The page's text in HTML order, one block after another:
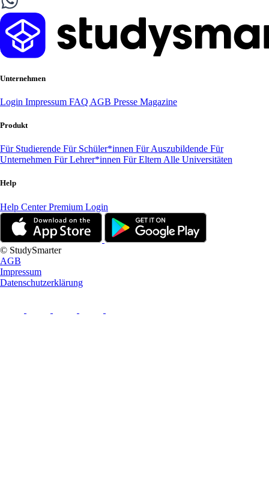
Unternehmen
Login Impressum FAQ AGB Presse Magazine
Produkt
Für Studierende Für Schüler*innen Für Auszubildende Für
Unternehmen Für Lehrer*innen Für Eltern Alle Universitäten
Help
Help CenterPremium Login
© StudySmarter
AGB
Impressum
Datenschutzerklärung